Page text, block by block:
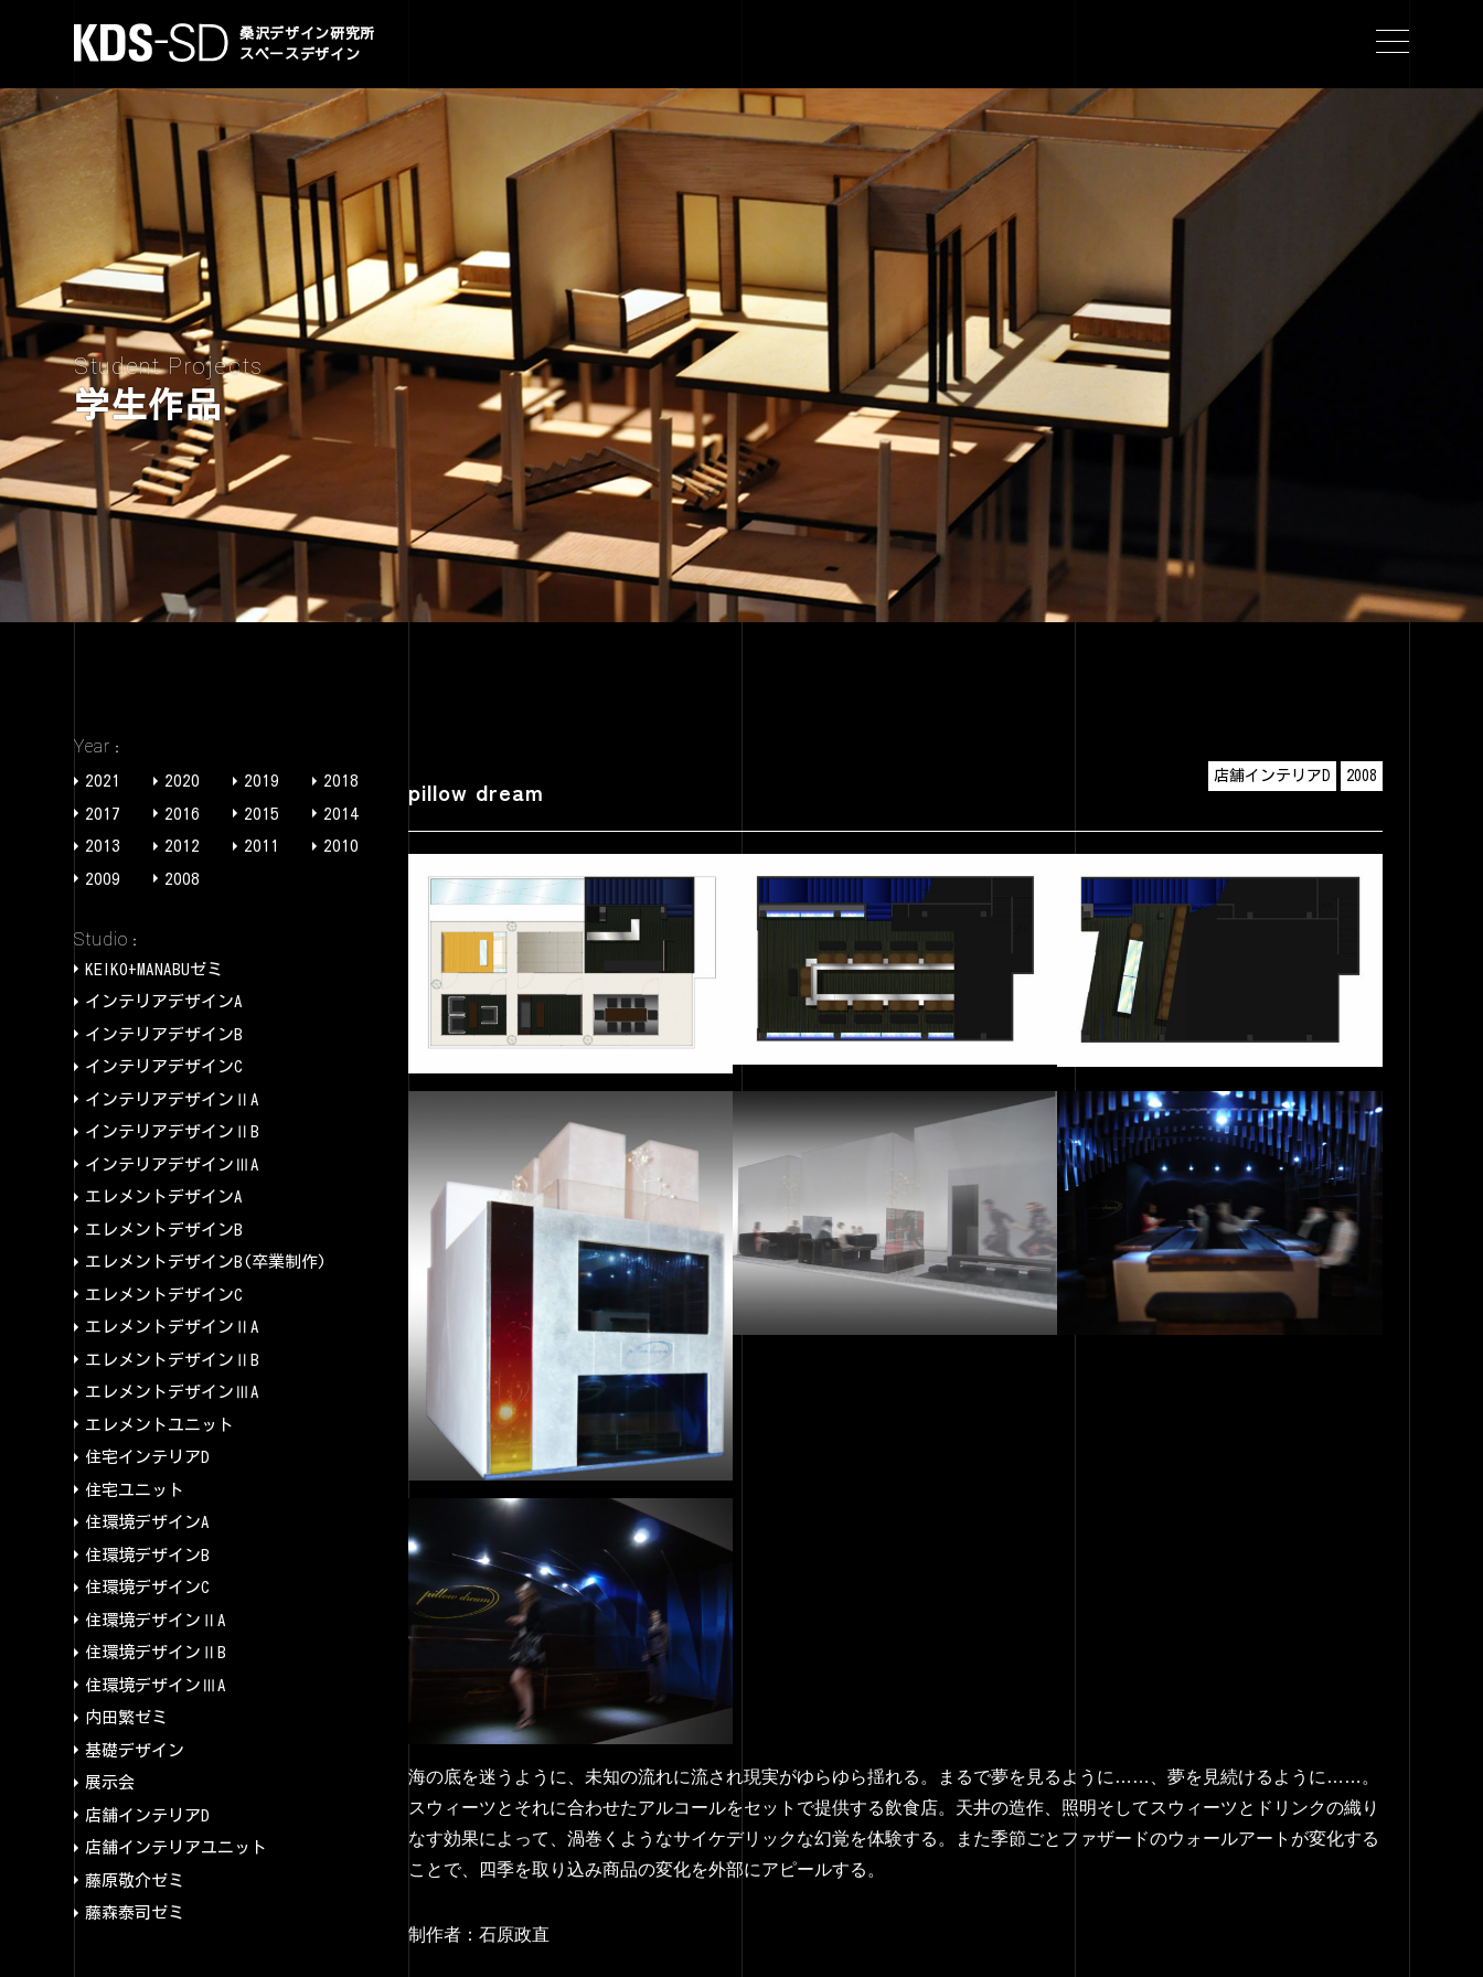
KDS-SD
桑沢デザイン研究所
スペースデザイン
Student Projects
学生作品
Year
2021 2020 2019
2018
2017
2016 2015
2014
2013
2012 2011
2010
2009
2008
Studio
KEIKO+MANABUゼミ
インテリアデザインA
インテリアデザインB
インテリアデザインC
インテリアデザインⅡA
インテリアデザインⅡB
インテリアデザインⅢA
エレメントデザインA
エレメントデザインB
エレメントデザインB(卒業制作)
エレメントデザインC
エレメントデザインⅡA
エレメントデザインⅡB
エレメントデザインⅢA
エレメントユニット
住宅インテリアD
住宅ユニット
住環境デザインA
住環境デザインB
住環境デザインC
住環境デザインⅡA
住環境デザインⅡB
住環境デザインⅢA
内田繁ゼミ
基礎デザイン
展示会
店舗インテリアD
店舗インテリアユニット
藤原敬介ゼミ
藤森泰司ゼミ
pillow dream 店舗インテリアD 2008
海の底を迷うように、未知の流れに流され現実がゆらゆら揺れる。まるで夢を見るように……、夢を見続けるように……。
スウィーツとそれに合わせたアルコールをセットで提供する飲食店。天井の造作、照明そしてスウィーツとドリンクの織り
なす効果によって、渦巻くようなサイケデリックな幻覚を体験する。また季節ごとファザードのウォールアートが変化する
ことで、四季を取り込み商品の変化を外部にアピールする。
制作者： 石原政直